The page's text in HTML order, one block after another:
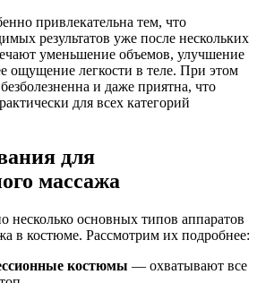
привлекательна тем, что
результатов уже после нескольких
уменьшение объемов, улучшение
ощущение легкости в теле. При этом
и даже приятна, что
для всех категорий
для
массажа
несколько основных типов аппаратов
в костюме. Рассмотрим их подробнее:
костюмы — охватывают все